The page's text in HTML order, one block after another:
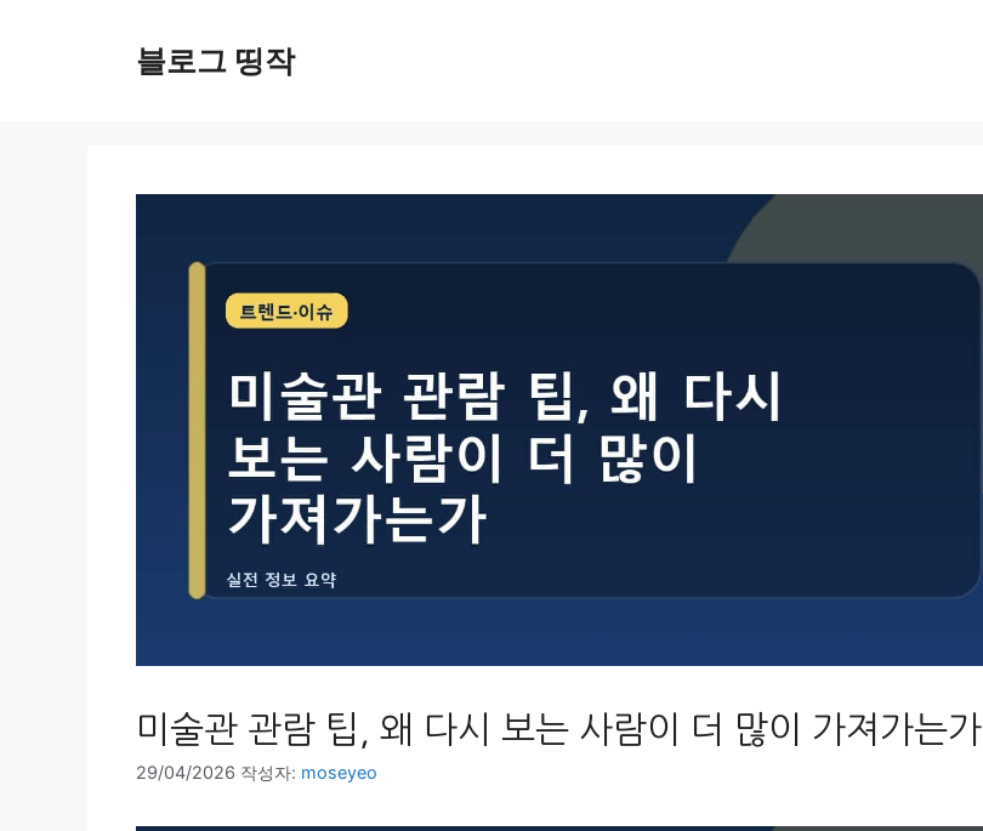
블로그 띵작
미술관 관람 팁, 왜 다시 보는 사람이 더 많이 가져가는가
29/04/2026 작성자: moseyeo